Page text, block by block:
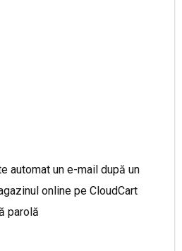
automat un e-mail după un
online pe CloudCart
parolă